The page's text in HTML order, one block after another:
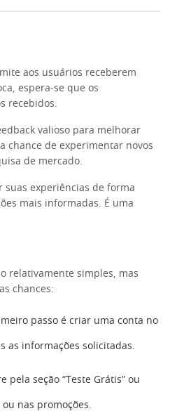
aos usuários receberem
espera-se que os
recebidos.
valioso para melhorar
chance de experimentar novos
de mercado.
suas experiências de forma
mais informadas. É uma
relativamente simples, mas
chances:
passo é criar uma conta no
as informações solicitadas.
pela seção “Teste Grátis” ou
nas promoções.